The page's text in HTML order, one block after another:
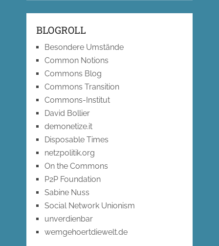
BLOGROLL
Besondere Umstände
Common Notions
Commons Blog
Commons Transition
Commons-Institut
David Bollier
demonetize.it
Disposable Times
netzpolitik.org
On the Commons
P2P Foundation
Sabine Nuss
Social Network Unionism
unverdienbar
wemgehoertdiewelt.de